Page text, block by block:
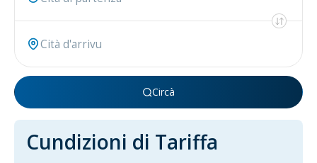
Circà
Cundizioni di Tariffa